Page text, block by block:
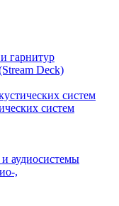
гарнитур
Deck)
систем
систем
аудиосистемы
,